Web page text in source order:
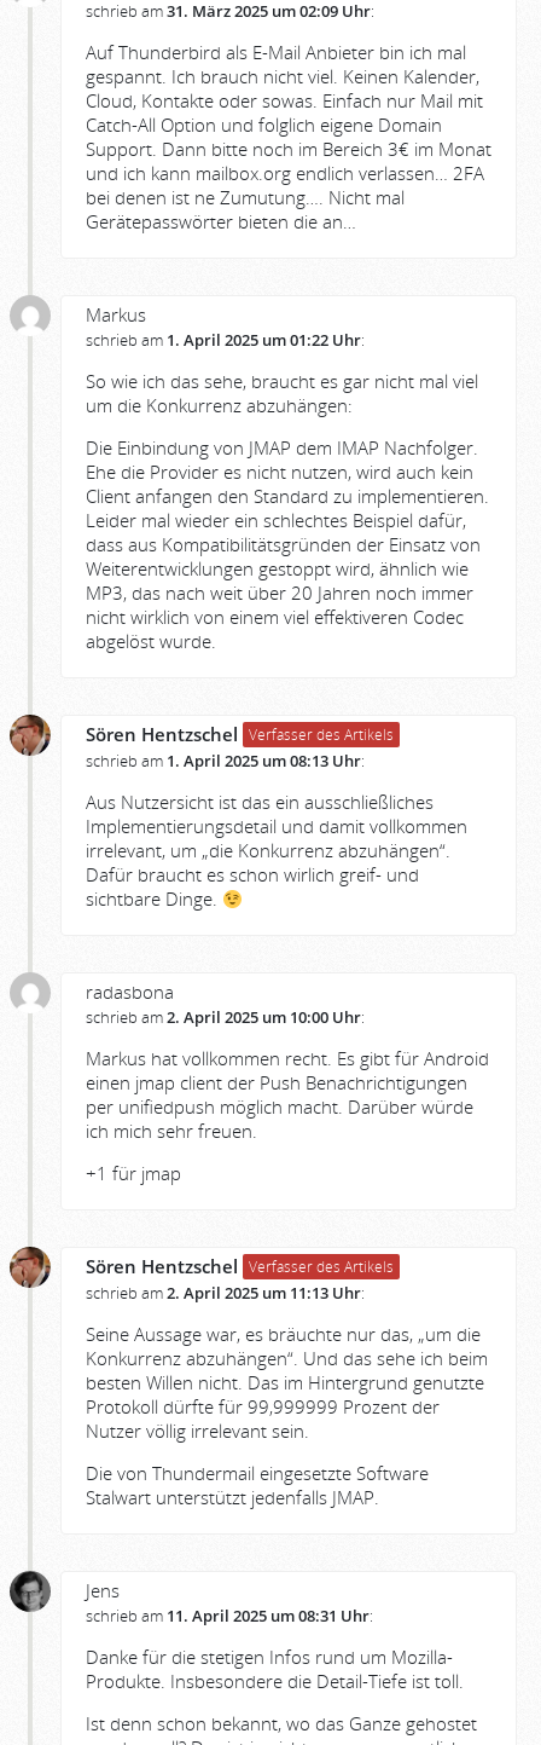
schrieb am31. März 2025 um 02:09 Uhr:
Auf Thunderbird als E-Mail Anbieter bin ich mal
gespannt. Ich brauch nicht viel. Keinen Kalender,
Cloud, Kontakte oder sowas. Einfach nur Mail mit
Catch-All Option und folglich eigene Domain
Support. Dann bitte noch im Bereich 3€ im Monat
und ich kann mailbox.org endlich verlassen… 2FA
bei denen ist ne Zumutung…. Nicht mal
Gerätepasswörter bieten die an…
Markus
schrieb am 1. April 2025 um 01:22 Uhr:
So wie ich das sehe, braucht es gar nicht mal viel
um die Konkurrenz abzuhängen:
Die Einbindung von JMAP dem IMAP Nachfolger.
Ehe die Provider es nicht nutzen, wird auch kein
Client anfangen den Standard zu implementieren.
Leider mal wieder ein schlechtes Beispiel dafür,
dass aus Kompatibilitätsgründen der Einsatz von
Weiterentwicklungen gestoppt wird, ähnlich wie
MP3, das nach weit über 20 Jahren noch immer
nicht wirklich von einem viel effektiveren Codec
abgelöst wurde.
Sören Hentzschel Verfasser des Artikels
schrieb am 1. April 2025 um 08:13 Uhr:
Aus Nutzersicht ist das ein ausschließliches
Implementierungsdetail und damit vollkommen
irrelevant, um „die Konkurrenz abzuhängen“.
Dafür braucht es schon wirlich greif- und
sichtbare Dinge.
radasbona
schrieb am2. April 2025 um 10:00 Uhr:
Markus hat vollkommen recht. Es gibt für Android
einen jmap client der Push Benachrichtigungen
per unifiedpush möglich macht. Darüber würde
ich mich sehr freuen.
+1 für jmap
Sören Hentzschel Verfasser des Artikels
schrieb am2. April 2025 um 11:13 Uhr:
Seine Aussage war, es bräuchte nur das, „um die
Konkurrenz abzuhängen“. Und das sehe ich beim
besten Willen nicht. Das im Hintergrund genutzte
Protokoll dürfte für 99,999999 Prozent der
Nutzer völlig irrelevant sein.
Die von Thundermail eingesetzte Software
Stalwart unterstützt jedenfalls JMAP.
Jens
schrieb am 11. April 2025 um 08:31 Uhr:
Danke für die stetigen Infos rund um Mozilla-
Produkte. Insbesondere die Detail-Tiefe ist toll.
Ist denn schon bekannt, wo das Ganze gehostet